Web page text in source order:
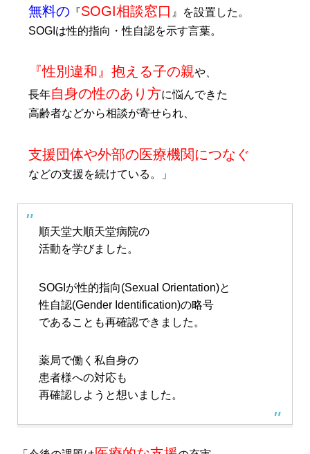
無料の 『SOGI相談窓口 』を設置した。
SOGIは性的指向・性自認を示す言葉。
『性別違和』抱える子の親や、
長年自身の性のあり方に悩んできた
高齢者などから相談が寄せられ、
支援団体や外部の医療機関につなぐ
などの支援を続けている。」
順天堂大順天堂病院の
活動を学びました。
SOGIが性的指向(Sexual Orientation)と
性自認(Gender Identification)の略号
であることも再確認できました。
薬局で働く私自身の
患者様への対応も
再確認しようと想いました。